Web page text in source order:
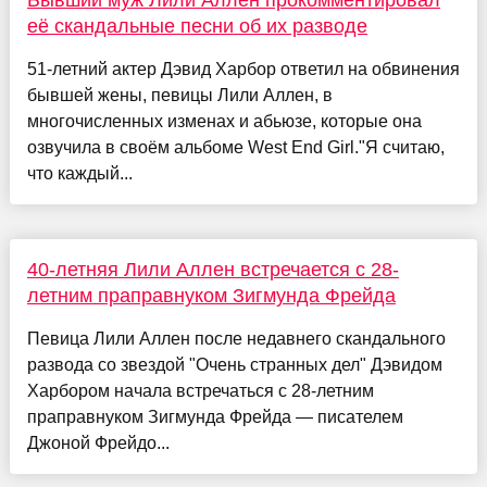
её скандальные песни об их разводе
51-летний актер Дэвид Харбор ответил на обвинения
бывшей жены, певицы Лили Аллен, в
многочисленных изменах и абьюзе, которые она
озвучила в своём альбоме West End Girl."Я считаю,
что каждый...
40-летняя Лили Аллен встречается с 28-
летним праправнуком Зигмунда Фрейда
Певица Лили Аллен после недавнего скандального
развода со звездой "Очень странных дел" Дэвидом
Харбором начала встречаться с 28-летним
праправнуком Зигмунда Фрейда — писателем
Джоной Фрейдо...